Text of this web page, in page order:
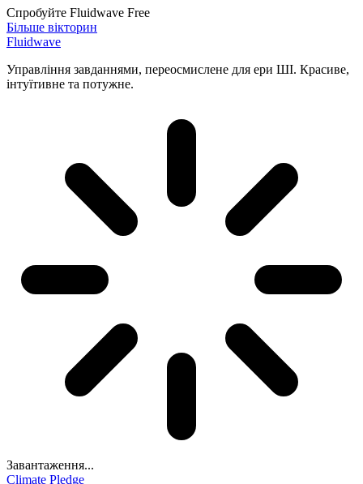
Спробуйте Fluidwave Free
Більше вікторин
Fluidwave
Управління завданнями, переосмислене для ери ШІ. Красиве,
інтуїтивне та потужне.
Завантаження...
Climate Pledge